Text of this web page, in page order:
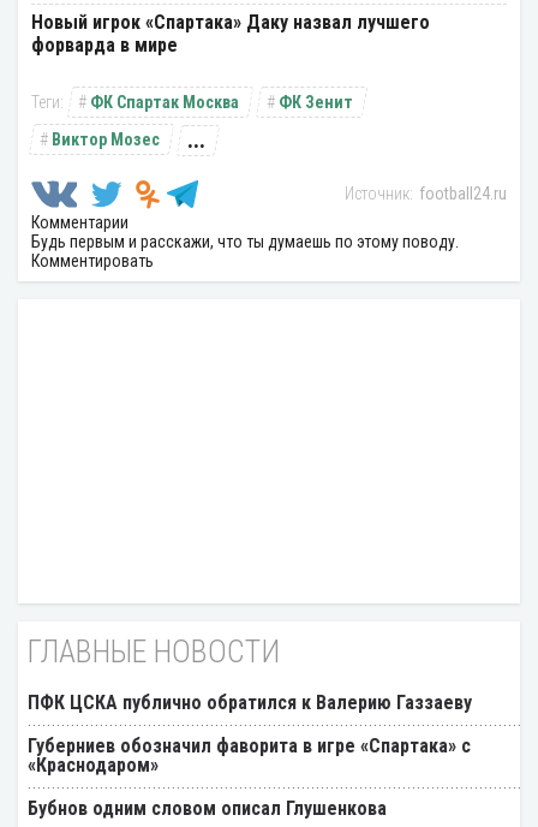
Новый игрок «Спартака» Даку назвал лучшего
форварда в мире
ФК Спартак Москва
ФК Зенит
Виктор Мозес
...
football24.ru
Комментарии
Будь первым и расскажи, что ты думаешь по этому поводу.
Комментировать
ГЛАВНЫЕ НОВОСТИ
ПФК ЦСКА публично обратился к Валерию Газзаеву
Губерниев обозначил фаворита в игре «Спартака» с
«Краснодаром»
Бубнов одним словом описал Глушенкова